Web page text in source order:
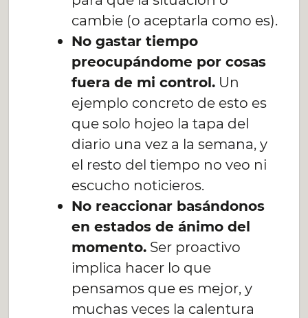
cambie (o aceptarla como es).
No gastar tiempo
preocupándome por cosas
fuera de mi control.Un
ejemplo concreto de esto es
que solo hojeo la tapa del
diario una vez a la semana, y
el resto del tiempo no veo ni
escucho noticieros.
No reaccionar basándonos
en estados de ánimo del
momento.Ser proactivo
implica hacer lo que
pensamos que es mejor, y
muchas veces la calentura